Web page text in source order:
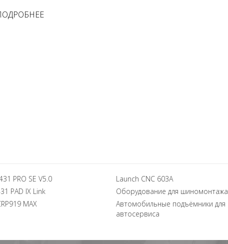
PRO SE V5.0 Launch CNC 603A
PAD IX Link Оборудование для шиномонтажа
MAX
Автомобильные подъёмники для
автосервиса